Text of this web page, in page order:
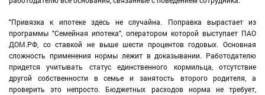
"Привязка к ипотеке здесь не случайна. Поправка вырастает из
программы "Семейная ипотека", оператором которой выступает ПАО
ДОМ.РФ, со ставкой не выше шести процентов годовых. Основная
сложность применения нормы лежит в доказывании. Работодателю
придется учитывать статус единственного кормильца, отсутствие
другой собственности в семье и занятость второго родителя, а
проверить это непросто. Бюджетных расходов норма не требует,